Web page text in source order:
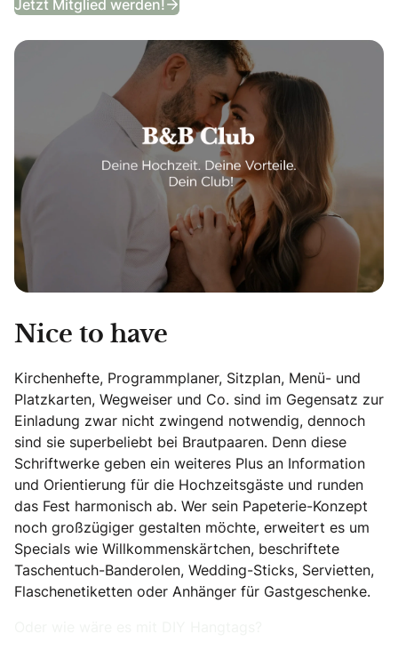
Jetzt Mitglied werden!
Nice to have
Kirchenhefte, Programmplaner, Sitzplan, Menü- und
Platzkarten, Wegweiser und Co. sind im Gegensatz zur
Einladung zwar nicht zwingend notwendig, dennoch
sind sie superbeliebt bei Brautpaaren. Denn diese
Schriftwerke geben ein weiteres Plus an Information
und Orientierung für die Hochzeitsgäste und runden
das Fest harmonisch ab. Wer sein Papeterie-Konzept
noch großzügiger gestalten möchte, erweitert es um
Specials wie Willkommenskärtchen, beschriftete
Taschentuch-Banderolen, Wedding-Sticks, Servietten,
Flaschenetiketten oder Anhänger für Gastgeschenke.